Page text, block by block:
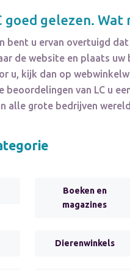
goed gelezen. Wat
bent u ervan overtuigd
de website en plaats uw
u, kijk dan op
beoordelingen van LC u
alle grote bedrijven
Boeken en
magazines
Dierenwinkels